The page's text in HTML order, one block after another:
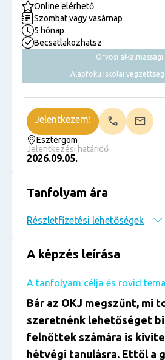
Online elérhető
Szombat vagy vasárnap
5 hónap
Becsatlakozhatsz
Orvosi alkalmassági
Alapfokú iskolai
Esztergom
Jelentkezési határidő
2026.09.05.
Jelentkezem!
Tanfolyam ára
Részletfizetési lehetőségek
A képzés leírása
A tanfolyam célja és rövid
Bár az OKJ megszűnt, mi
szeretnénk lehetőséget
felnőttek számára is
hétvégi tanulásra. Ettől a